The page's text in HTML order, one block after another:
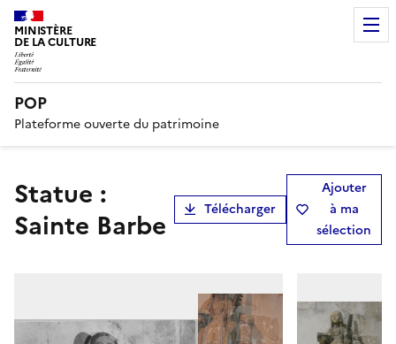
MINISTÈRE
DE LA CULTURE
POP
Plateforme ouverte du patrimoine
statue :
Sainte Barbe
Télécharger
Ajouter
à ma
sélection